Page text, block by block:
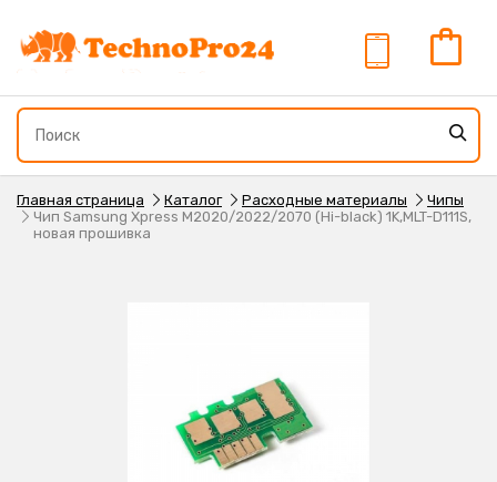
Главная страница Каталог Расходные материалы
Чипы
Чип Samsung Xpress M2020/2022/2070 (Hi-black) 1K,MLT-D111S,
новая прошивка